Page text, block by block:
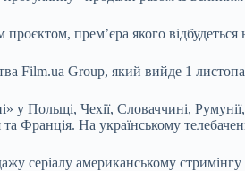
прем’єра якого
Film.ua Group, який вийде 1
Польщі, Чехії, Словаччині,
та Франція. На українському
серіалу американському